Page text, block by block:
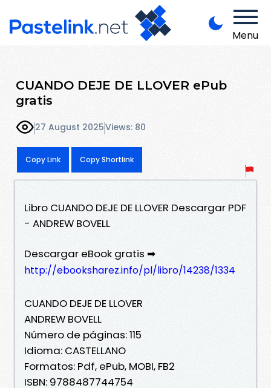
Menu
CUANDO DEJE DE LLOVER ePub
gratis
27 August 2025Views: 80
Copy Link Copy Shortlink
Libro CUANDO DEJE DE LLOVER Descargar PDF
- ANDREW BOVELL
Descargar eBook gratis ➡
http://ebooksharez.info/pl/libro/14238/1334
CUANDO DEJE DE LLOVER
ANDREW BOVELL
Número de páginas: 115
Idioma: CASTELLANO
Formatos: Pdf, ePub, MOBI, FB2
ISBN: 9788487744754